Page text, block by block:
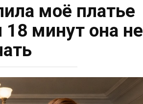
моё платье
18 минут она не